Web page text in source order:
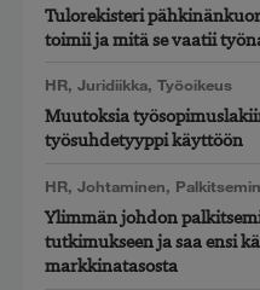
Tulorekisteri
toimii ja mitä se vaatii
HR, Juridiikka, Työoikeus
Muutoksia
työsuhdetyyppi käyttöön
HR, Johtaminen,
Ylimmän johdon
tutkimukseen ja saa ensi
markkinatasosta